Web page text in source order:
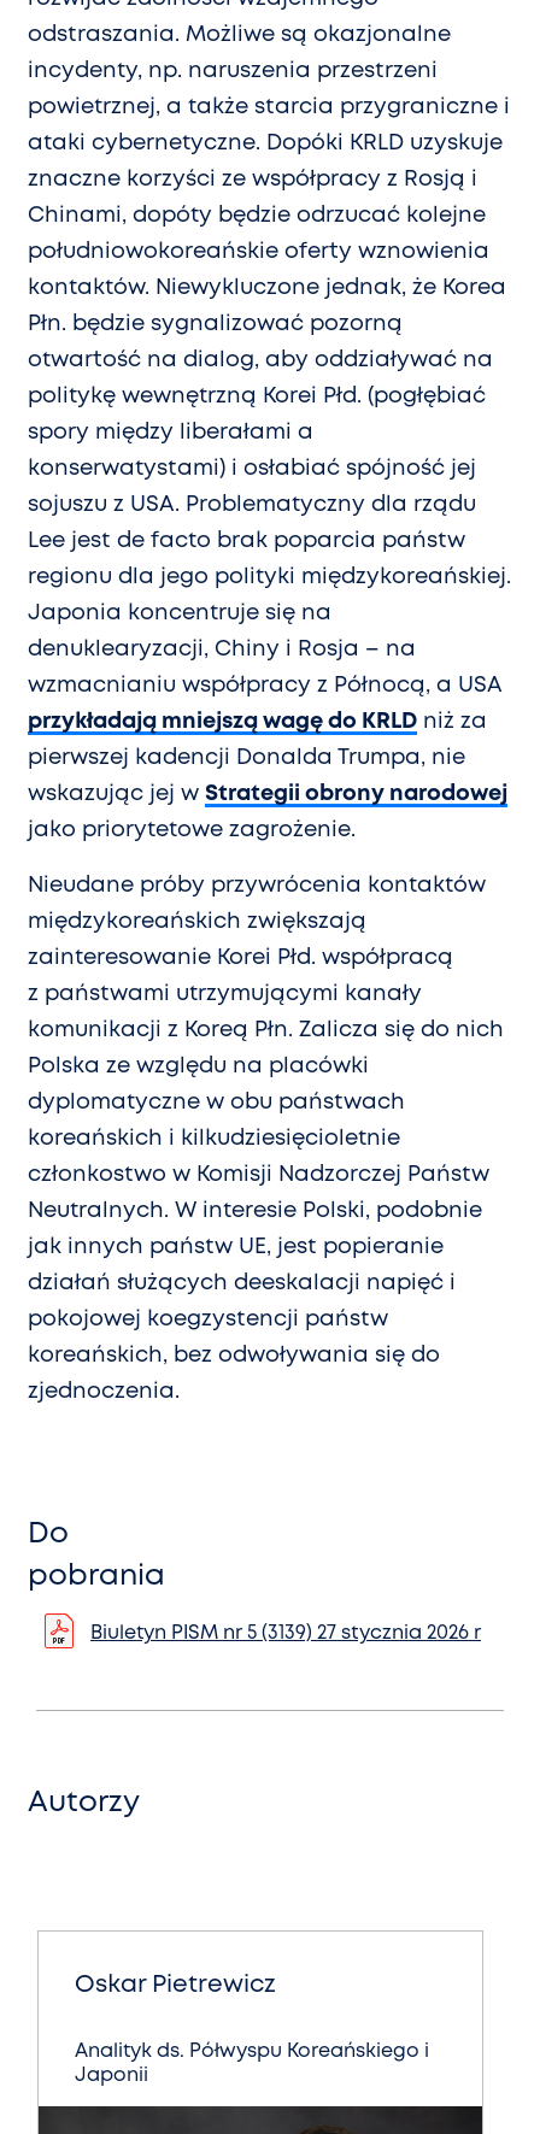
odstraszania. Możliwe są okazjonalne
incydenty, np. naruszenia przestrzeni
powietrznej, a także starcia przygraniczne i
ataki cybernetyczne. Dopóki KRLD uzyskuje
znaczne korzyści ze współpracy z Rosją i
Chinami, dopóty będzie odrzucać kolejne
południowokoreańskie oferty wznowienia
kontaktów. Niewykluczone jednak, że Korea
Płn. będzie sygnalizować pozorną
otwartość na dialog, aby oddziaływać na
politykę wewnętrzną Korei Płd. (pogłębiać
spory między liberałami a
konserwatystami) i osłabiać spójność jej
sojuszu z USA. Problematyczny dla rządu
Lee jest de facto brak poparcia państw
regionu dla jego polityki międzykoreańskiej.
Japonia koncentruje się na
denuklearyzacji, Chiny i Rosja – na
wzmacnianiu współpracy z Północą, a USA
przykładają mniejszą wagę do KRLD niż za
pierwszej kadencji Donalda Trumpa, nie
wskazując jej w Strategii obrony narodowej
jako priorytetowe zagrożenie.
Nieudane próby przywrócenia kontaktów
międzykoreańskich zwiększają
zainteresowanie Korei Płd. współpracą
z państwami utrzymującymi kanały
komunikacji z Koreą Płn. Zalicza się do nich
Polska ze względu na placówki
dyplomatyczne w obu państwach
koreańskich i kilkudziesięcioletnie
członkostwo w Komisji Nadzorczej Państw
Neutralnych. W interesie Polski, podobnie
jak innych państw UE, jest popieranie
działań służących deeskalacji napięć i
pokojowej koegzystencji państw
koreańskich, bez odwoływania się do
zjednoczenia.
Do
pobrania
Biuletyn PISM nr 5 (3139) 27 stycznia 2026 r
Autorzy
Oskar Pietrewicz
Analityk ds. Półwyspu Koreańskiego i
Japonii